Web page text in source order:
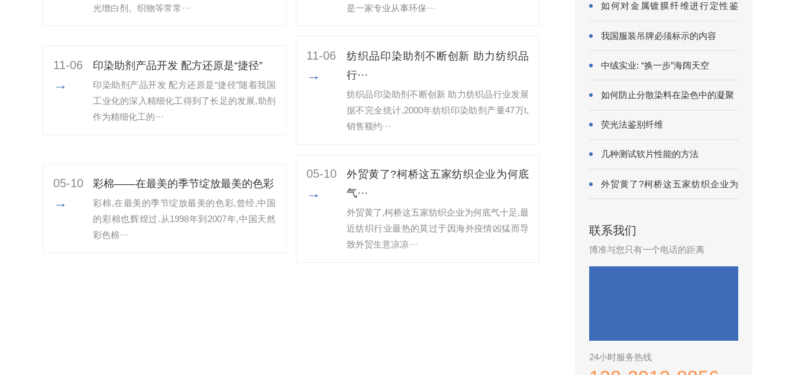
光增白剂。织物等常常···
是一家专业从事环保···
11-06
→
印染助剂产品开发 配方还原是“捷径”
印染助剂产品开发 配方还原是“捷径”随着我国
工业化的深入精细化工得到了长足的发展,助剂
作为精细化工的···
11-06
→
纺织品印染助剂不断创新 助力纺织品
行···
纺织品印染助剂不断创新 助力纺织品行业发展
据不完全统计,2000年纺织印染助剂产量47万t,
销售额约···
05-10
→
彩棉——在最美的季节绽放最美的色彩
彩棉,在最美的季节绽放最美的色彩,曾经,中国
的彩棉也辉煌过.从1998年到2007年,中国天然
彩色棉···
05-10
→
外贸黄了?柯桥这五家纺织企业为何底
气···
外贸黄了,柯桥这五家纺织企业为何底气十足​,最
近纺织行业最热的莫过于因海外疫情凶猛而导
致外贸生意凉凉···
如何对金属镀膜纤维进行定性鉴
别?
我国服装吊牌必须标示的内容
中绒实业: “换一步”海阔天空
如何防止分散染料在染色中的凝聚
荧光法鉴别纤维
几种测试软片性能的方法
外贸黄了?柯桥这五家纺织企业为
何底气···
联系我们
博准与您只有一个电话的距离
24小时服务热线